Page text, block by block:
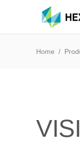
Home /
VISI